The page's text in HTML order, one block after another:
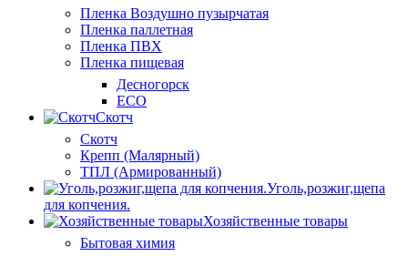
Пленка Воздушно пузырчатая
Пленка паллетная
Пленка ПВХ
Пленка пищевая
Десногорск
ECO
Скотч
Скотч
Крепп (Малярный)
ТПЛ (Армированный)
Уголь,розжиг,щепа
для копчения.
Хозяйственные товары
Бытовая химия